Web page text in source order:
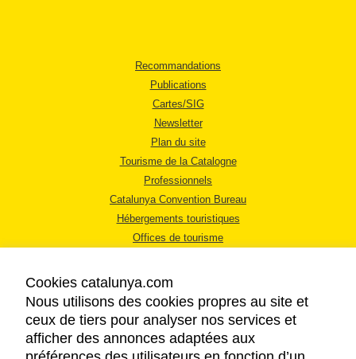
Recommandations
Publications
Cartes/SIG
Newsletter
Plan du site
Tourisme de la Catalogne
Professionnels
Catalunya Convention Bureau
Hébergements touristiques
Offices de tourisme
MENTIONS LÉGALES
Cookies catalunya.com
Nous utilisons des cookies propres au site et
ceux de tiers pour analyser nos services et
afficher des annonces adaptées aux